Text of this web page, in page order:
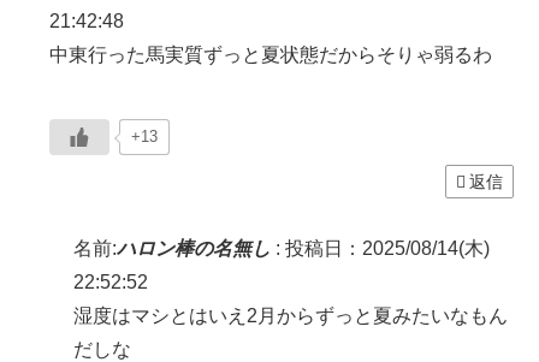
21:42:48
中東行った馬実質ずっと夏状態だからそりゃ弱るわ
+13
返信
名前:ハロン棒の名無し : 投稿日：2025/08/14(木)
22:52:52
湿度はマシとはいえ2月からずっと夏みたいなもん
だしな